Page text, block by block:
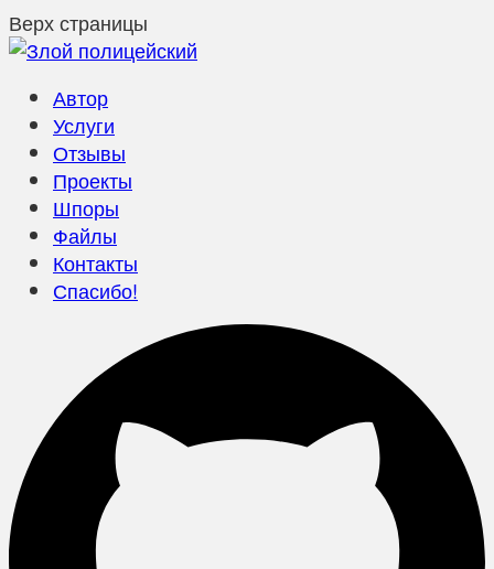
Верх страницы
Автор
Услуги
Отзывы
Проекты
Шпоры
Файлы
Контакты
Спасибо!